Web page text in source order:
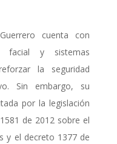
cuenta con
facial y sistemas
la seguridad
Sin embargo, su
por la legislación
de 2012 sobre el
y el decreto 1377 de